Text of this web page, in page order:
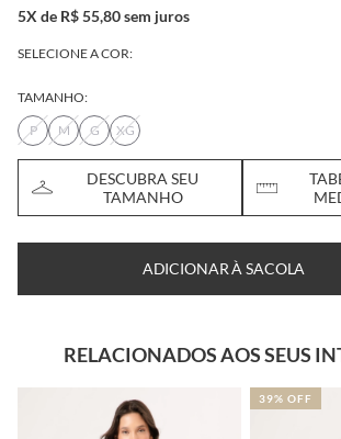
5X de R$ 55,80 sem juros
SELECIONE A COR:
TAMANHO:
P
M G XG
DESCUBRA SEU
TAMANHO
ADICIONAR À SACOLA
RELACIONADOS AOS SEUS
39% OFF